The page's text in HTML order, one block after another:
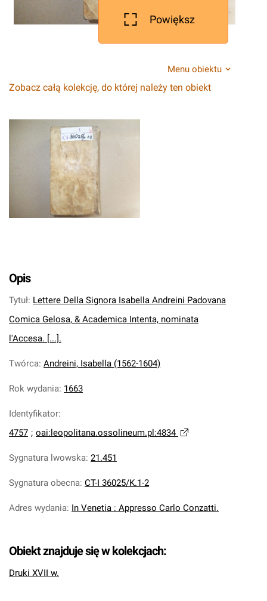
Powiększ
Menu obiektu
Zobacz całą kolekcję, do której należy ten obiekt
Opis
Tytuł: Lettere Della Signora Isabella Andreini Padovana
Comica Gelosa, & Academica Intenta, nominata
l'Accesa. [...].
Twórca: Andreini, Isabella (1562-1604)
Rok wydania: 1663
Identyfikator:
4757 ; oai:leopolitana.ossolineum.pl:4834
Sygnatura lwowska: 21.451
Sygnatura obecna: CT-I 36025/K.1-2
Adres wydania: In Venetia : Appresso Carlo Conzatti.
Obiekt znajduje się w kolekcjach:
Druki XVII w.